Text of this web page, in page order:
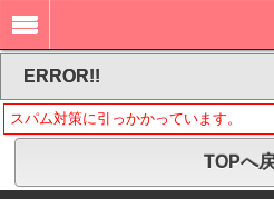
ERROR!!
スパム対策に引っかかっています。
TOPへ